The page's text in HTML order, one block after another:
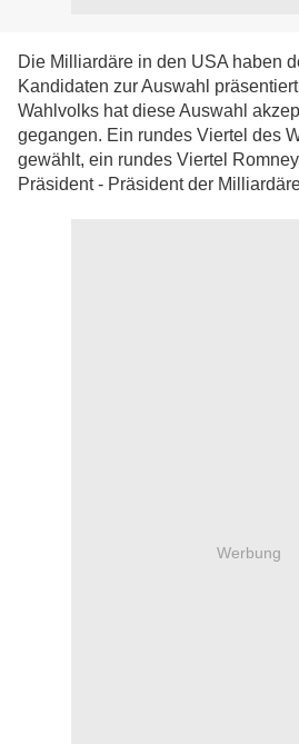
Die Milliardäre in den USA haben
Kandidaten zur Auswahl
Wahlvolks hat diese Auswahl
gegangen. Ein rundes Viertel des
gewählt, ein rundes Viertel
Präsident - Präsident der
Werbung